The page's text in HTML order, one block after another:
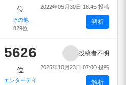
位
その他
829位
2022年05月30日 18:45 投稿
解析
5626
位
エンターテイ
投稿者不明
2025年10月23日 07:00 投稿
解析